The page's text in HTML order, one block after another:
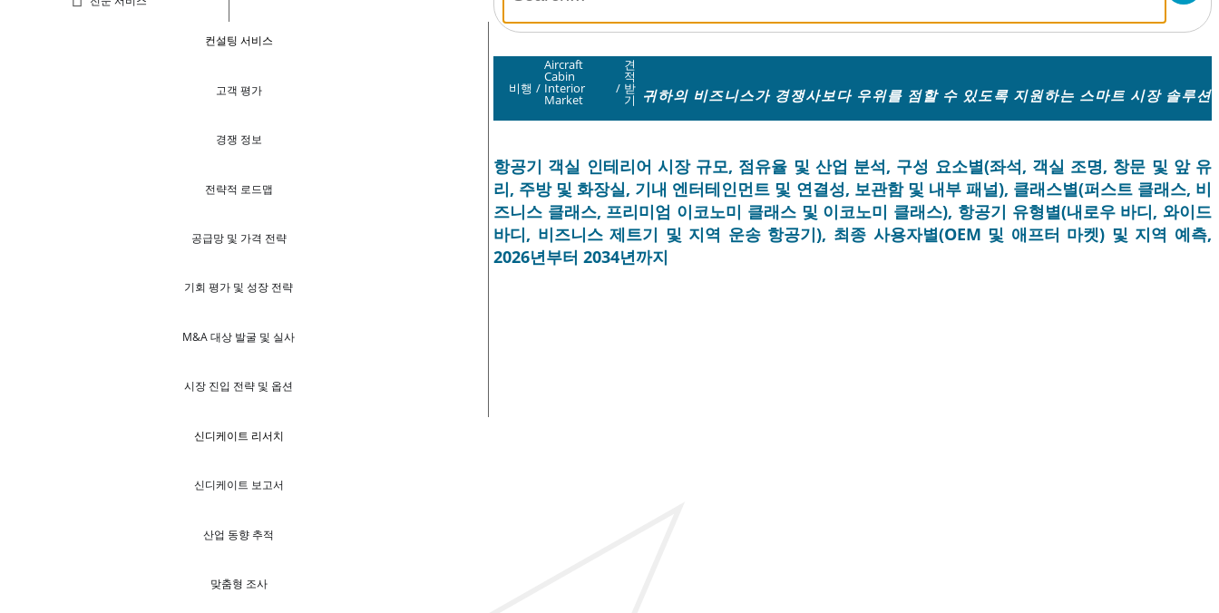
컨설팅 서비스
고객 평가
경쟁 정보
전략적 로드맵
공급망 및 가격 전략
기회 평가 및 성장 전략
M&A 대상 발굴 및 실사
시장 진입 전략 및 옵션
신디케이트 리서치
신디케이트 보고서
산업 동향 추적
맞춤형 조사
비행 /
Aircraft
Cabin
Interior
Market
/
견
적
받
기 귀하의 비즈니스가 경쟁사보다 우위를 점할 수 있도록 지원하는 스마트 시장 솔루션
항공기 객실 인테리어 시장 규모, 점유율 및 산업 분석, 구성 요소별(좌석, 객실 조명, 창문 및 앞 유
리, 주방 및 화장실, 기내 엔터테인먼트 및 연결성, 보관함 및 내부 패널), 클래스별(퍼스트 클래스, 비
즈니스 클래스, 프리미엄 이코노미 클래스 및 이코노미 클래스), 항공기 유형별(내로우 바디, 와이드
바디, 비즈니스 제트기 및 지역 운송 항공기), 최종 사용자별(OEM 및 애프터 마켓) 및 지역 예측,
2026년부터 2034년까지